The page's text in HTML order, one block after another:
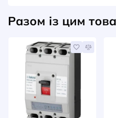
Разом із цим